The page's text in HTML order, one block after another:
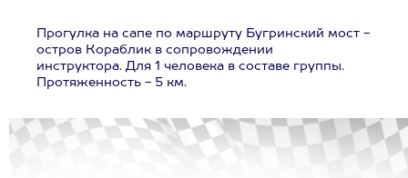
Прогулка на сапе по маршруту Бугринский мост -
остров Кораблик в сопровождении
инструктора. Для 1 человека в составе группы.
Протяженность - 5 км.